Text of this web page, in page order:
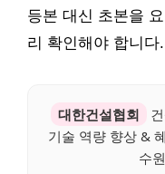
등본 대신 초본을
리 확인해야 합니다.
대한건설협회
기술 역량 향상 &
수